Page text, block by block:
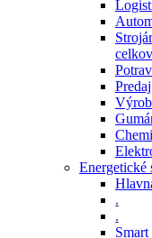
celkov
Energetické
.
.